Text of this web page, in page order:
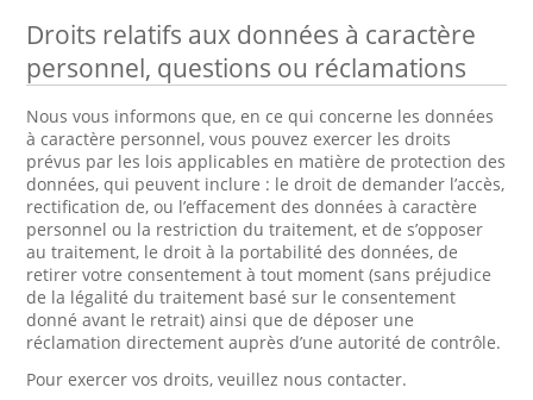
Droits relatifs aux données à caractère
personnel, questions ou réclamations
Nous vous informons que, en ce qui concerne les données
à caractère personnel, vous pouvez exercer les droits
prévus par les lois applicables en matière de protection des
données, qui peuvent inclure : le droit de demander l’accès,
rectification de, ou l’effacement des données à caractère
personnel ou la restriction du traitement, et de s’opposer
au traitement, le droit à la portabilité des données, de
retirer votre consentement à tout moment (sans préjudice
de la légalité du traitement basé sur le consentement
donné avant le retrait) ainsi que de déposer une
réclamation directement auprès d’une autorité de contrôle.
Pour exercer vos droits, veuillez nous contacter.